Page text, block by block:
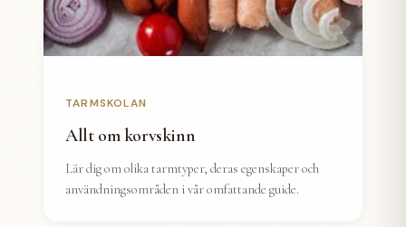
TARMSKOLAN
Allt om korvskinn
Lär dig om olika tarmtyper, deras egenskaper och
användningsområden i vår omfattande guide.